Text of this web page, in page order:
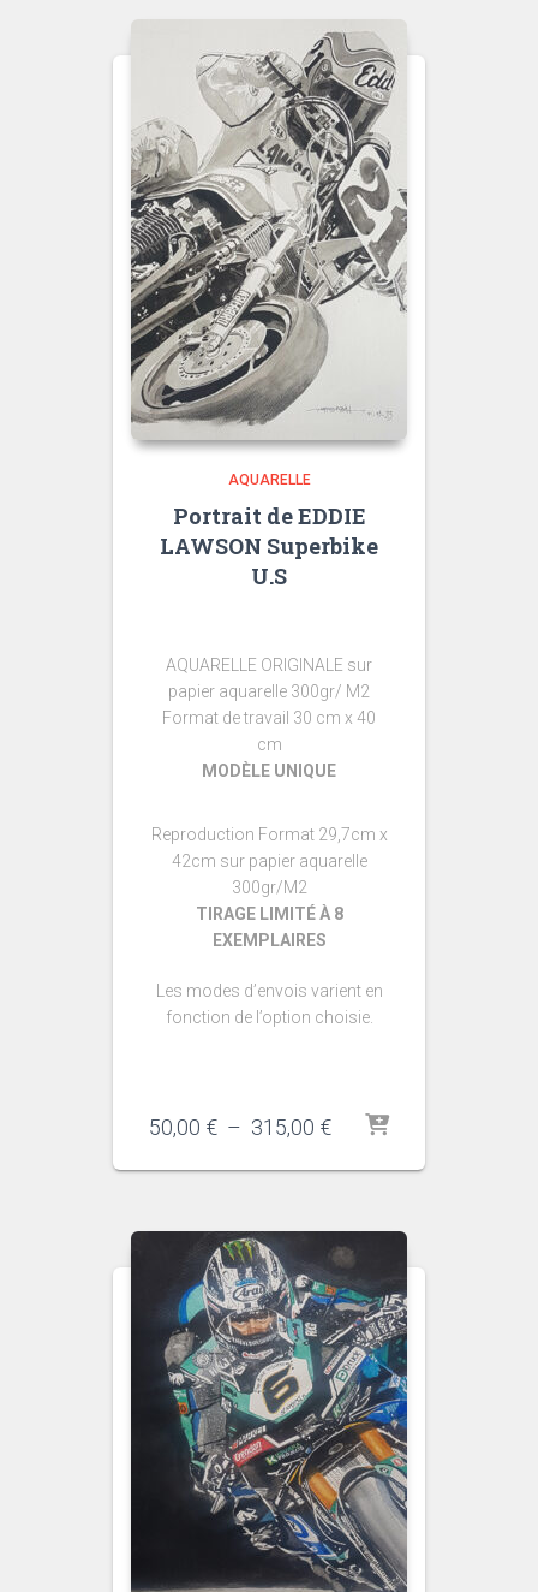
à
465,00 €
AQUARELLE
Portrait de EDDIE
LAWSON Superbike
U.S
AQUARELLE ORIGINALE sur
papier aquarelle 300gr/ M2
Format de travail 30 cm x 40
cm
MODÈLE UNIQUE
Reproduction Format 29,7cm x
42cm sur papier aquarelle
300gr/M2
TIRAGE LIMITÉ À 8
EXEMPLAIRES
Les modes d’envois varient en
fonction de l’option choisie.
50,00 € – 315,00 €Plage
prix :
à
315,00 €